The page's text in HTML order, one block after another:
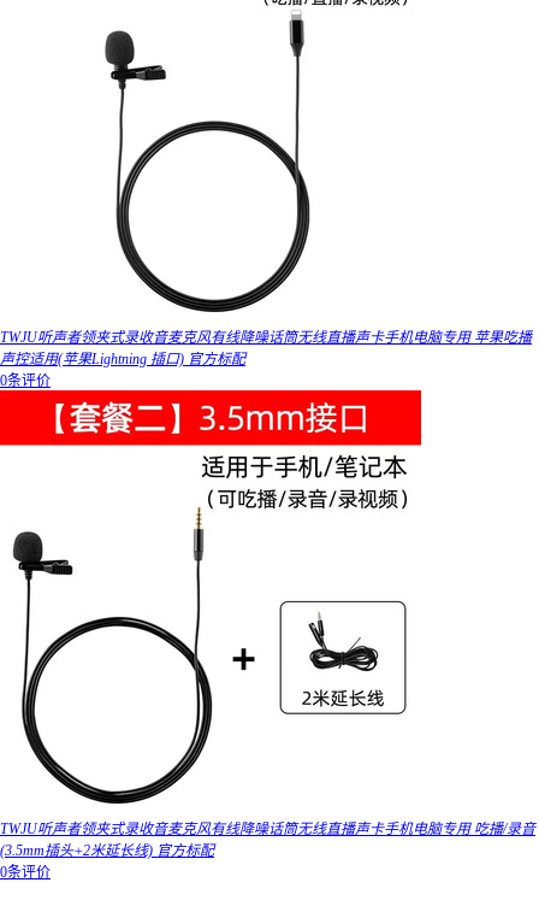
TWJU听声者领夹式录收音麦克风有线降噪话筒无线直播声卡手机电脑专用 苹果吃播
声控适用(苹果Lightning 插口) 官方标配
0条评价
TWJU听声者领夹式录收音麦克风有线降噪话筒无线直播声卡手机电脑专用 吃播/录音
(3.5mm插头+2米延长线) 官方标配
0条评价